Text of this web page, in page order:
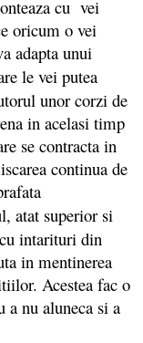
cu vei
oricum o vei
adapta unui
le vei putea
unor corzi de
in acelasi timp
se contracta in
continua de
atat superior si
intarituri din
in mentinerea
Acestea fac o
a nu aluneca si a